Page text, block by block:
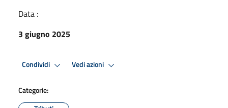
Data :
3 giugno 2025
Condividi Vedi azioni
Categorie: